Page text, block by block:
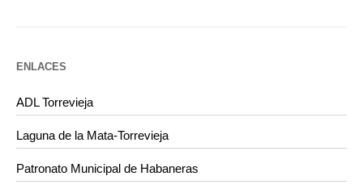
ENLACES
ADL Torrevieja
Laguna de la Mata-Torrevieja
Patronato Municipal de Habaneras